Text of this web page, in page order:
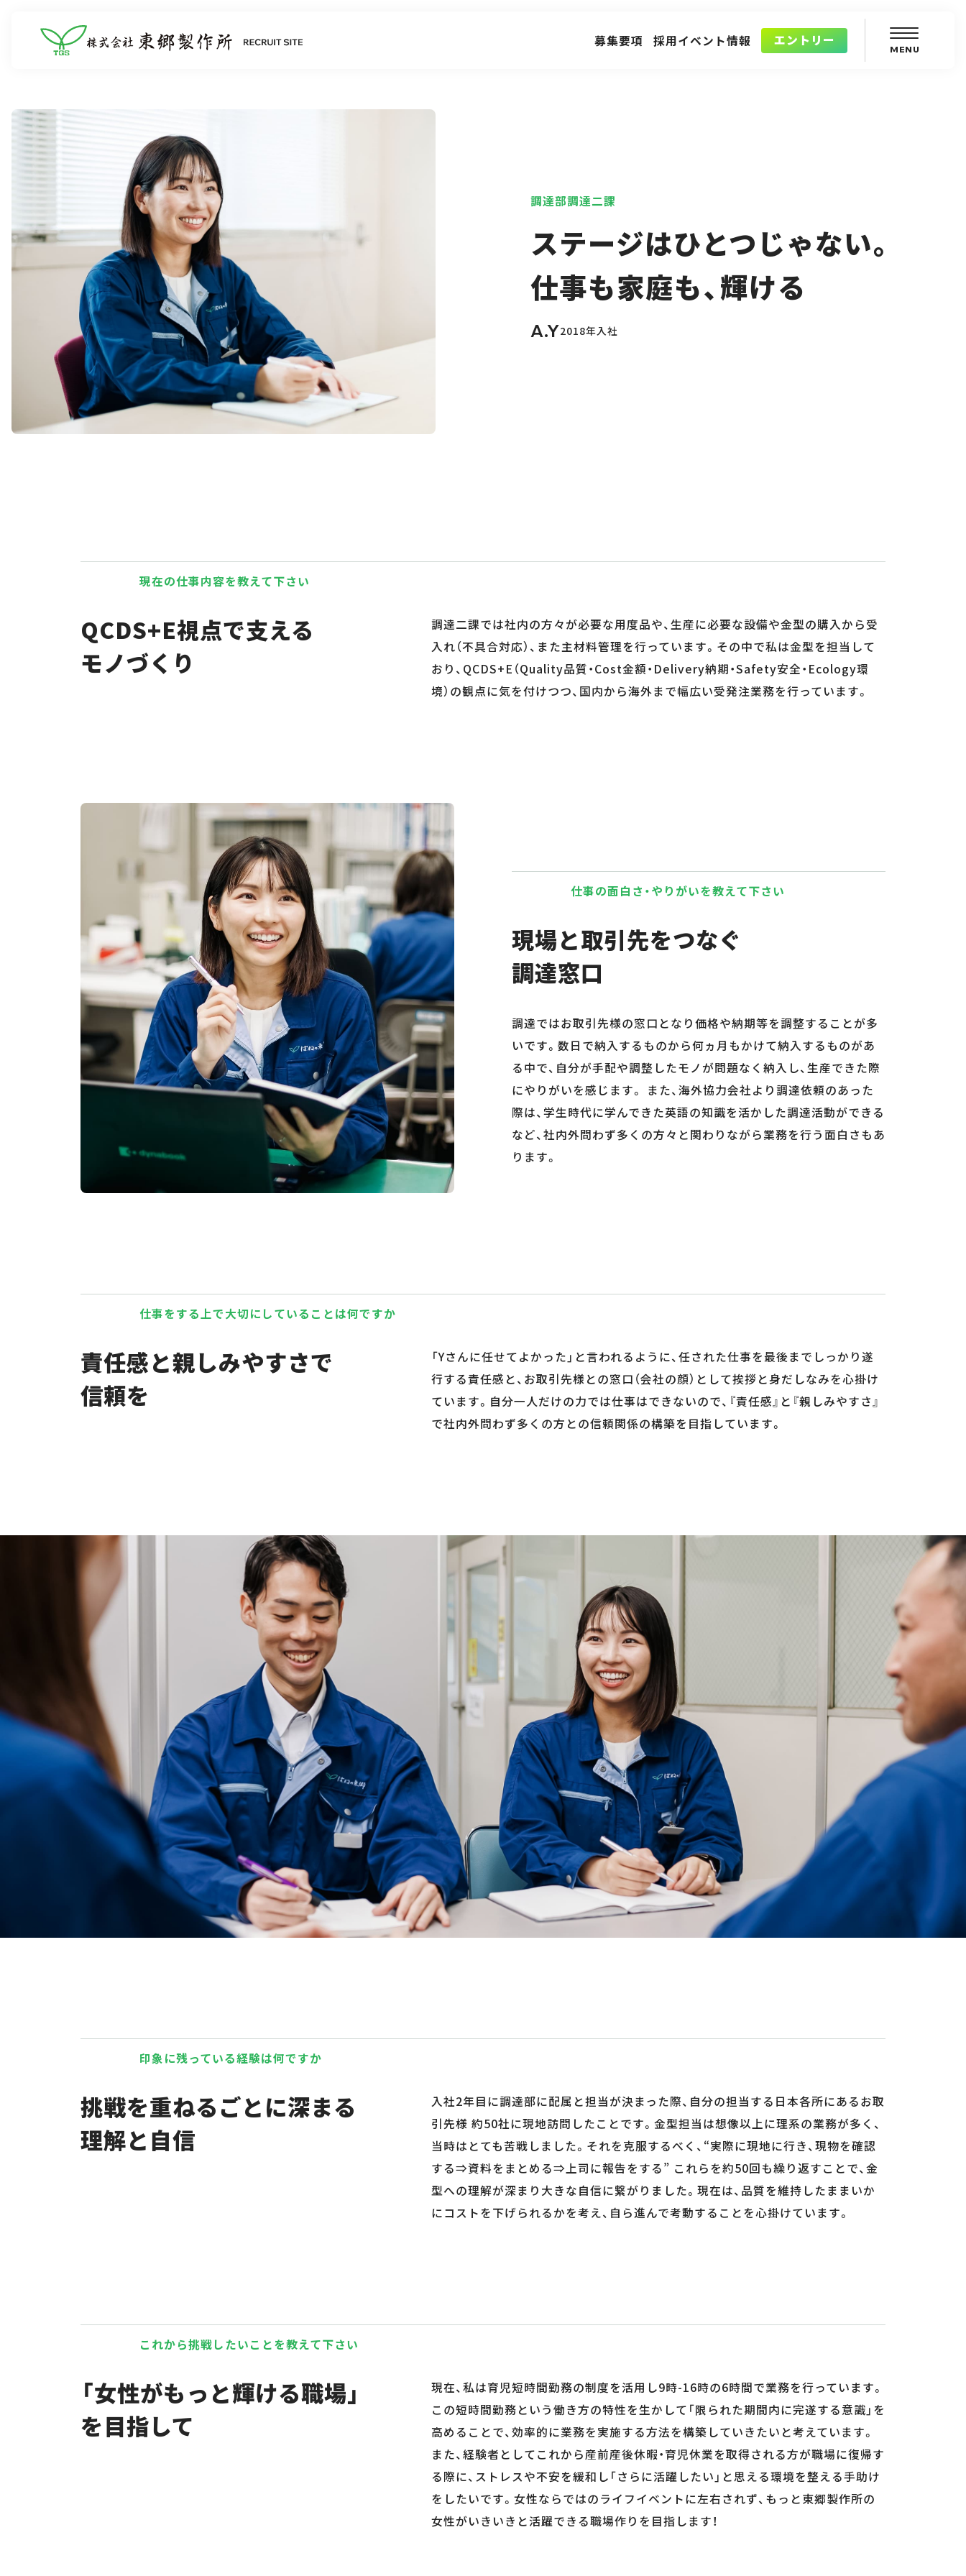
募集要項 採用イベント情報 エントリー
調達部調達二課
ステージはひとつじゃない。
仕事も家庭も、輝ける
A.Y2018年入社
現在の仕事内容を教えて下さい
QCDS+E視点で支える
モノづくり
調達二課では社内の方々が必要な用度品や、生産に必要な設備や金型の購入から受
入れ（不具合対応）、また主材料管理を行っています。その中で私は金型を担当して
おり、QCDS+E（Quality品質・Cost金額・Delivery納期・Safety安全・Ecology環
境）の観点に気を付けつつ、国内から海外まで幅広い受発注業務を行っています。
仕事の面白さ・やりがいを教えて下さい
現場と取引先をつなぐ
調達窓口
調達ではお取引先様の窓口となり価格や納期等を調整することが多
いです。数日で納入するものから何ヵ月もかけて納入するものがあ
る中で、自分が手配や調整したモノが問題なく納入し、生産できた際
にやりがいを感じます。 また、海外協力会社より調達依頼のあった
際は、学生時代に学んできた英語の知識を活かした調達活動ができる
など、社内外問わず多くの方々と関わりながら業務を行う面白さもあ
ります。
仕事をする上で大切にしていることは何ですか
責任感と親しみやすさで
信頼を
「Yさんに任せてよかった」と言われるように、任された仕事を最後までしっかり遂
行する責任感と、お取引先様との窓口（会社の顔）として挨拶と身だしなみを心掛け
ています。自分一人だけの力では仕事はできないので、『責任感』と『親しみやすさ』
で社内外問わず多くの方との信頼関係の構築を目指しています。
印象に残っている経験は何ですか
挑戦を重ねるごとに深まる
理解と自信
入社2年目に調達部に配属と担当が決まった際、自分の担当する日本各所にあるお取
引先様 約50社に現地訪問したことです。金型担当は想像以上に理系の業務が多く、
当時はとても苦戦しました。それを克服するべく、“実際に現地に行き、現物を確認
する⇒資料をまとめる⇒上司に報告をする” これらを約50回も繰り返すことで、金
型への理解が深まり大きな自信に繋がりました。現在は、品質を維持したままいか
にコストを下げられるかを考え、自ら進んで考動することを心掛けています。
これから挑戦したいことを教えて下さい
「女性がもっと輝ける職場」
を目指して
現在、私は育児短時間勤務の制度を活用し9時-16時の6時間で業務を行っています。
この短時間勤務という働き方の特性を生かして「限られた期間内に完遂する意識」を
高めることで、効率的に業務を実施する方法を構築していきたいと考えています。
また、経験者としてこれから産前産後休暇・育児休業を取得される方が職場に復帰す
る際に、ストレスや不安を緩和し「さらに活躍したい」と思える環境を整える手助け
をしたいです。女性ならではのライフイベントに左右されず、もっと東郷製作所の
女性がいきいきと活躍できる職場作りを目指します！